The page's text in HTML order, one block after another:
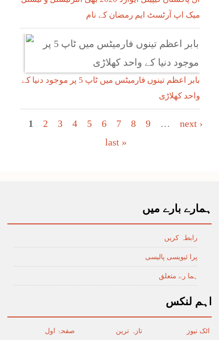
میک اپ آرٹسٹ ایم رمضان کے نام
بابر اعظم تینوں فارمیٹس میں ٹاپ 5 پر موجود دنیا کے
واحد کھلاڑی
Pages
1 2 3 4 5 6 7 8 9 …
next ›
last »
ہمارے بارے میں
رابطہ کریں
پرا ئیویسی پالیسی
ہما رے متعلق
اہم لنکس
صفحۂ اول تازہ ترین اٹک نیوز